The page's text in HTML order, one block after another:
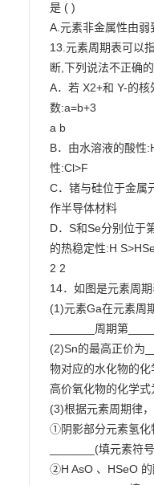
是 ( )
A.元素非金属性由弱
13.元素周期表可以
断,下列说法不正确
A．若 X2+和 Y-的
数:a=b+3
a b
B．由水溶液的酸性
性:Cl>F
C．锗与硅位于金属
作半导体材料
D．S和Se分别位于
的热稳定性:H
2 2
14．如图是元素周
(1)元素Ga在元素周
_______周期第
(2)Sn的最高正价为
物对应的水化物的
高价氧化物的化学式
(3)根据元素周期律，
①阴影部分元素氢化
_______(填元素符号
②H AsO 、HSeO